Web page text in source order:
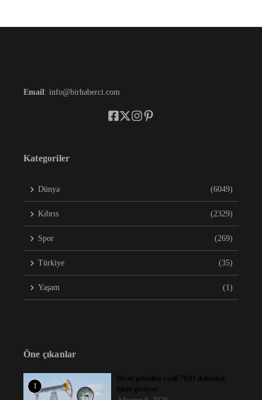
Email: info@birhaberci.com
Kategoriler
Dünya (6049)
Kıbrıs (2329)
Spor (269)
Türkiye (35)
Yaşam (1)
Öne çıkanlar
1
Brent petrolün varili 79,91 dolardan
işlem görüyor